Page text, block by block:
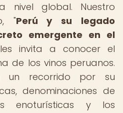
nivel global. Nuestro
"Perú y su legado
emergente en el
invita a conocer el
de los vinos peruanos.
un recorrido por su
denominaciones de
enoturísticas y los